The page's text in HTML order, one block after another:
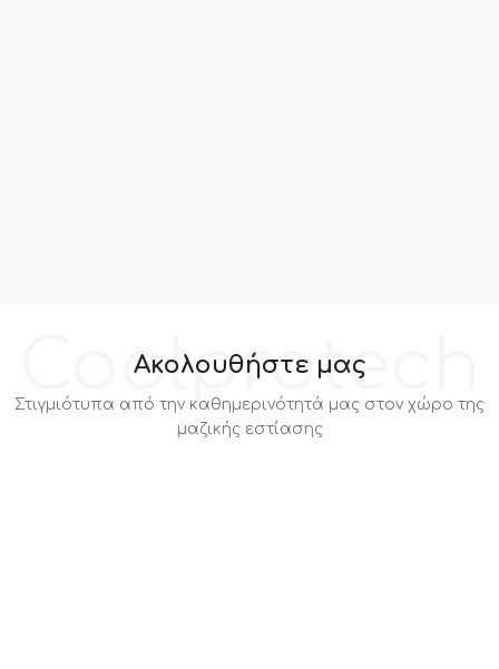
Coolprotech
Ακολουθήστε μας
Στιγμιότυπα από την καθημερινότητά μας στον χώρο της
μαζικής εστίασης